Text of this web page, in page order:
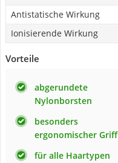
Antistatische Wirkung
Ionisierende Wirkung
Vorteile
abgerundete
Nylonborsten
besonders
ergonomischer Griff
für alle Haartypen